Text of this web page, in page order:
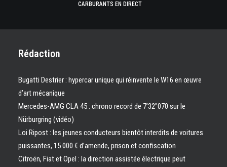
CARBURANTS EN DIRECT
Rédaction
Bugatti Destrier : hypercar unique qui réinvente le W16 en œuvre
d’art mécanique
Mercedes-AMG CLA 45 : chrono record de 7’32″070 sur le
Nürburgring (vidéo)
Loi Ripost : les jeunes conducteurs bientôt interdits de voitures
puissantes, 15 000 € d’amende, prison et confiscation
Citroën, Fiat et Opel : la direction assistée électrique peut